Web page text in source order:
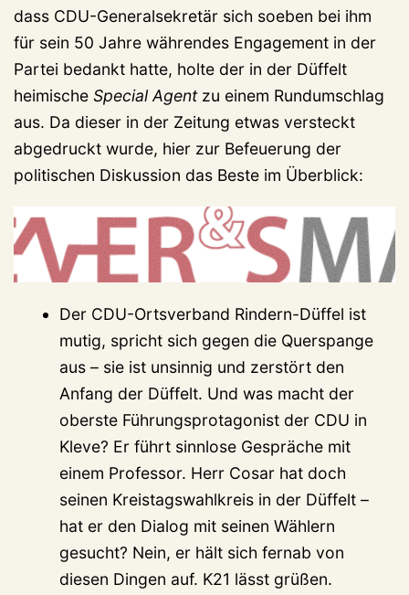
dass CDU-Generalsekretär sich soeben bei ihm
für sein 50 Jahre währendes Engagement in der
Partei bedankt hatte, holte der in der Düffelt
heimische Special Agentzu einem Rundumschlag
aus. Da dieser in der Zeitung etwas versteckt
abgedruckt wurde, hier zur Befeuerung der
politischen Diskussion das Beste im Überblick:
Der CDU-Ortsverband Rindern-Düffel ist
mutig, spricht sich gegen die Querspange
aus – sie ist unsinnig und zerstört den
Anfang der Düffelt. Und was macht der
oberste Führungsprotagonist der CDU in
Kleve? Er führt sinnlose Gespräche mit
einem Professor. Herr Cosar hat doch
seinen Kreistagswahlkreis in der Düffelt –
hat er den Dialog mit seinen Wählern
gesucht? Nein, er hält sich fernab von
diesen Dingen auf. K21 lässt grüßen.